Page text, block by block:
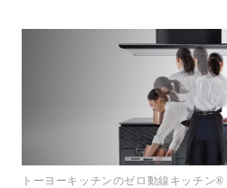
トーヨーキッチンのゼロ動線キッチン®